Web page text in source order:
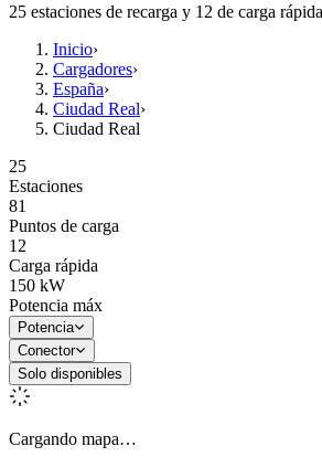
25 estaciones de recarga y 12 de carga
Inicio›
Cargadores›
España›
Ciudad Real›
Ciudad Real
25
Estaciones
81
Puntos de carga
12
Carga rápida
150 kW
Potencia máx
Potencia
Conector
Solo disponibles
Cargando mapa…